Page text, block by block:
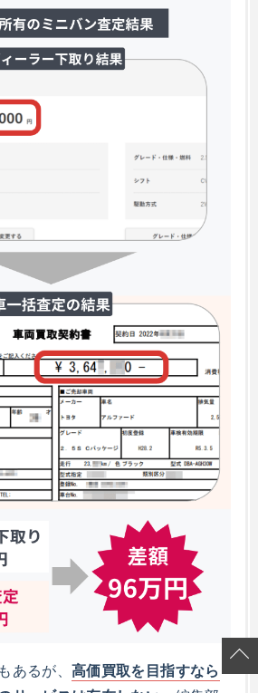
あるが、高価買取を目指すなら